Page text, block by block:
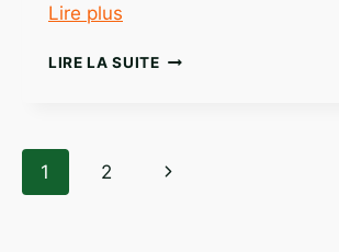
Lire plus
LIRE LA SUITEEXPLOITATION
ANALYSEZ
Navigation
1 2
Page